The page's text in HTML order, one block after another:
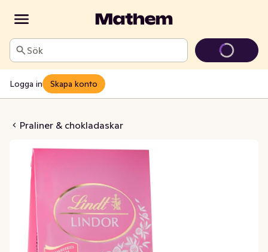
Sök
Logga in Skapa konto
Praliner & chokladaskar
Strawberries & Cream